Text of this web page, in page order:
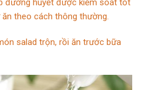
đường huyết được kiểm soát tốt
theo cách thông thường.
salad trộn, rồi ăn trước bữa